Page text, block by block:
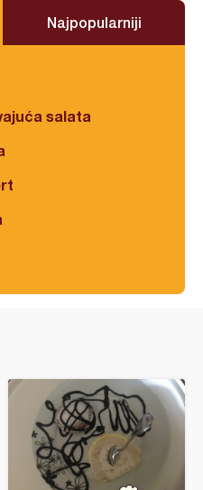
Najpopularniji
salata